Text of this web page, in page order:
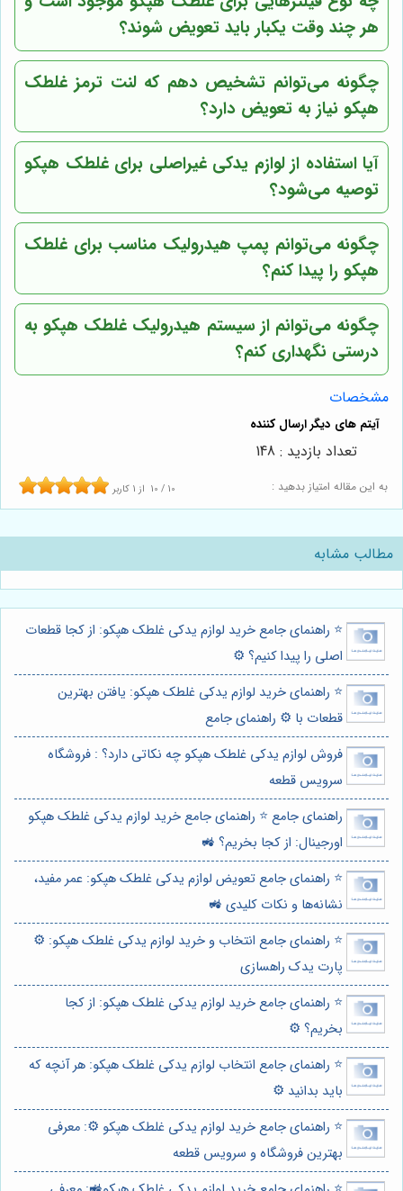
هر چند وقت یکبار باید تعویض شوند؟
چگونه می‌توانم تشخیص دهم که لنت ترمز غلطک
هپکو نیاز به تعویض دارد؟
آیا استفاده از لوازم یدکی غیراصلی برای غلطک هپکو
توصیه می‌شود؟
چگونه می‌توانم پمپ هیدرولیک مناسب برای غلطک
هپکو را پیدا کنم؟
چگونه می‌توانم از سیستم هیدرولیک غلطک هپکو به
درستی نگهداری کنم؟
مشخصات
به این مقاله امتیاز بدهید : 10 / 10 از 1 کاربر
تعداد بازدید : 148
مطالب مشابه
⭐️ راهنمای جامع خرید لوازم یدکی غلطک هپکو: از کجا قطعات
اصلی را پیدا کنیم؟ ⚙️
⭐️ راهنمای خرید لوازم یدکی غلطک هپکو: یافتن بهترین
قطعات با ⚙️ راهنمای جامع
فروش لوازم یدکی غلطک هپکو چه نکاتی دارد؟ : فروشگاه
سرویس قطعه
راهنمای جامع ⭐️ راهنمای جامع خرید لوازم یدکی غلطک هپکو
اورجینال: از کجا بخریم؟ 🚜
⭐️ راهنمای جامع تعویض لوازم یدکی غلطک هپکو: عمر مفید،
نشانه‌ها و نکات کلیدی 🚜
⭐️ راهنمای جامع انتخاب و خرید لوازم یدکی غلطک هپکو: ⚙️
پارت یدک راهسازی
⭐️ راهنمای جامع خرید لوازم یدکی غلطک هپکو: از کجا
بخریم؟ ⚙️
⭐️ راهنمای جامع انتخاب لوازم یدکی غلطک هپکو: هر آنچه که
باید بدانید ⚙️
⭐️ راهنمای جامع خرید لوازم یدکی غلطک هپکو ⚙️: معرفی
بهترین فروشگاه و سرویس قطعه